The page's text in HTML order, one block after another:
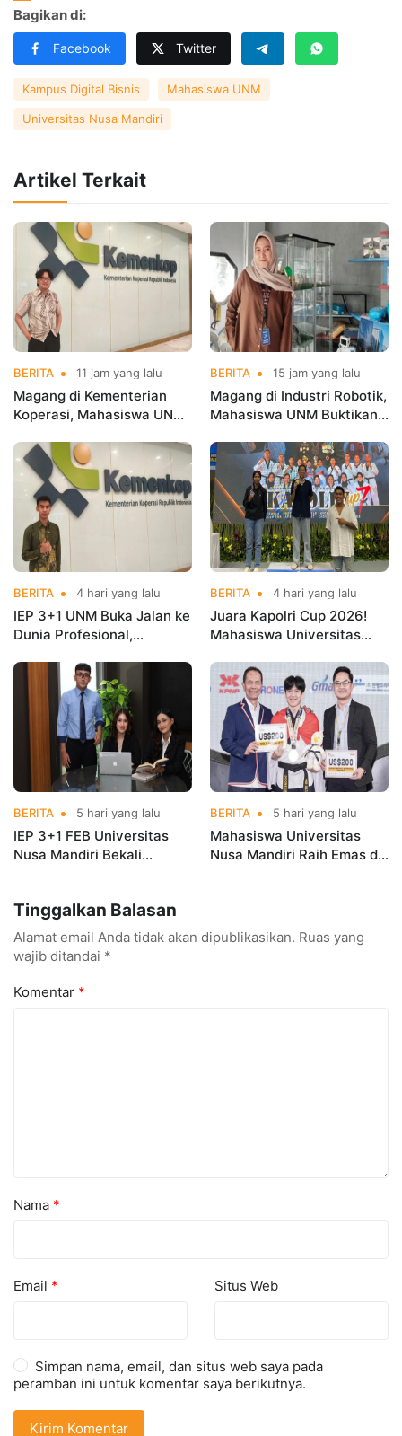
Bagikan di:
Facebook Twitter
Kampus Digital Bisnis Mahasiswa UNM
Universitas Nusa Mandiri
Artikel Terkait
BERITA 11 jam yang lalu
Magang di Kementerian
Koperasi, Mahasiswa UNM
Siap Hadapi Dunia Kerja
BERITA 15 jam yang lalu
Magang di Industri Robotik,
Mahasiswa UNM Buktikan
dengan Dunia Kerja
BERITA 4 hari yang lalu
IEP 3+1 UNM Buka Jalan ke
Dunia Profesional,
Kementerian Koperasi
BERITA 4 hari yang lalu
Juara Kapolri Cup 2026!
Mahasiswa Universitas
Nama Kampus di Kejurnas
Taekwondo
BERITA 5 hari yang lalu
IEP 3+1 FEB Universitas
Nusa Mandiri Bekali
BERITA 5 hari yang lalu
Mahasiswa Universitas
Nusa Mandiri Raih Emas di
Tinggalkan Balasan
Alamat email Anda tidak akan dipublikasikan. Ruas yang
wajib ditandai *
Komentar *
Nama *
Email * Situs Web
Simpan nama, email, dan situs web saya pada
peramban ini untuk komentar saya berikutnya.